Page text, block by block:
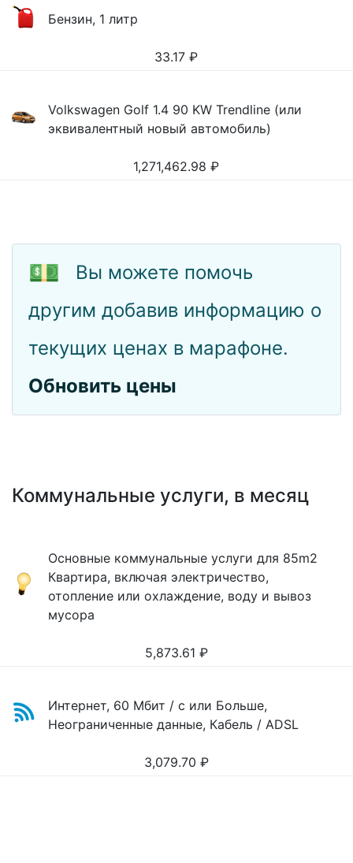
Бензин, 1 литр
33.17 ₽
Volkswagen Golf 1.4 90 KW Trendline (или
эквивалентный новый автомобиль)
1,271,462.98 ₽
💵
Вы можете помочь
другим добавив информацию о
текущих ценах в марафоне.
Обновить цены
Коммунальные услуги, в месяц
Основные коммунальные услуги для 85m2
Квартира, включая электричество,
отопление или охлаждение, воду и вывоз
мусора
5,873.61 ₽
Интернет, 60 Мбит / с или Больше,
Неограниченные данные, Кабель / ADSL
3,079.70 ₽